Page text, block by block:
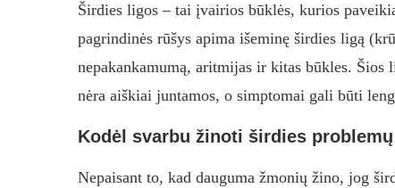
Širdies ligos – tai įvairios būklės, kurios
pagrindinės rūšys apima išeminę širdies ligą
nepakankamumą, aritmijas ir kitas būkles.
nėra aiškiai juntamos, o simptomai gali būti
Kodėl svarbu žinoti širdies
Nepaisant to, kad dauguma žmonių žino, jog